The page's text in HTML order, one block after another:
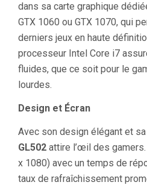
dans sa carte graphique
GTX 1060 ou GTX 1070, qui
derniers jeux en haute
processeur Intel Core i7
fluides, que ce soit pour le
lourdes.
Design et Écran
Avec son design élégant et
GL502 attire l’œil des
x 1080) avec un temps de
taux de rafraîchissement